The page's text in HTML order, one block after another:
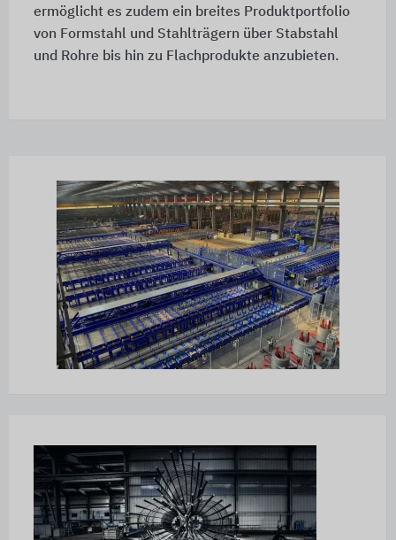
ermöglicht es zudem ein breites Produktportfolio
von Formstahl und Stahlträgern über Stabstahl
und Rohre bis hin zu Flachprodukte anzubieten.